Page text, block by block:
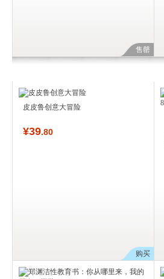
售罄
皮皮鲁创意大冒险
¥39.80
购买